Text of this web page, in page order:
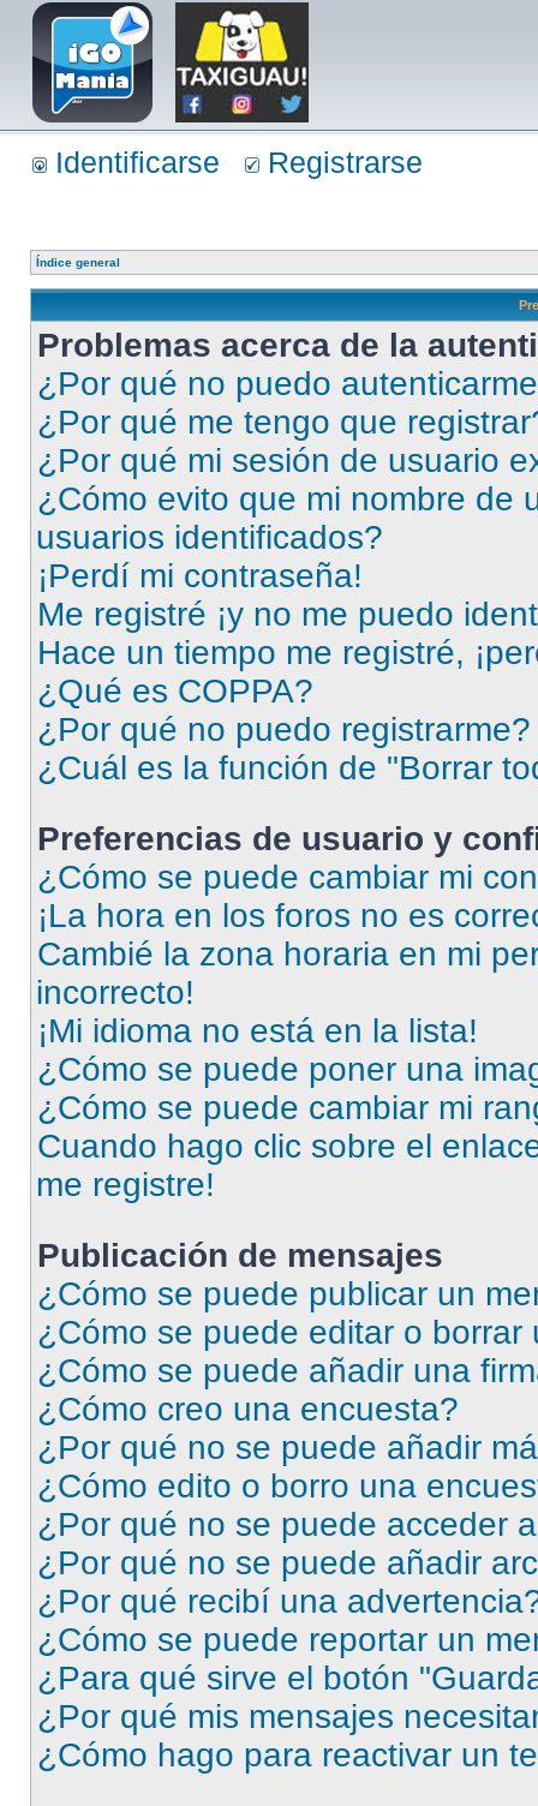
Identificarse Registrarse
Índice general
Problemas acerca de la
¿Por qué no puedo
¿Por qué me tengo que
¿Por qué mi sesión de usuario
¿Cómo evito que mi nombre de
usuarios identificados?
¡Perdí mi contraseña!
Me registré ¡y no me puedo
Hace un tiempo me registré,
¿Qué es COPPA?
¿Por qué no puedo registrarme?
¿Cuál es la función de "Borrar
Preferencias de usuario y
¿Cómo se puede cambiar mi
¡La hora en los foros no es
Cambié la zona horaria en mi
incorrecto!
¡Mi idioma no está en la lista!
¿Cómo se puede poner una
¿Cómo se puede cambiar mi
Cuando hago clic sobre el
me registre!
Publicación de mensajes
¿Cómo se puede publicar un
¿Cómo se puede editar o borrar
¿Cómo se puede añadir una
¿Cómo creo una encuesta?
¿Por qué no se puede añadir
¿Cómo edito o borro una
¿Por qué no se puede acceder
¿Por qué no se puede añadir
¿Por qué recibí una
¿Cómo se puede reportar un
¿Para qué sirve el botón
¿Por qué mis mensajes
¿Cómo hago para reactivar un